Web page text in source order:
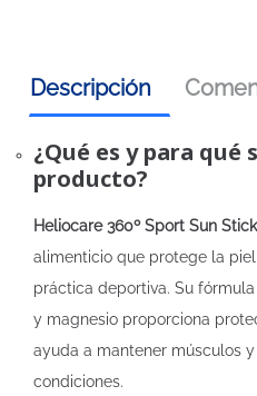
Descripción
¿Qué es y para qué
producto?
Heliocare 360º Sport Sun
alimenticio que protege la
práctica deportiva. Su
y magnesio proporciona
ayuda a mantener músculos
condiciones.